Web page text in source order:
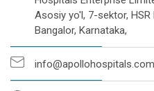
Asosiy yo'l, 7-sektor, HSR
Bangalor, Karnataka,
info@apollohospitals.com